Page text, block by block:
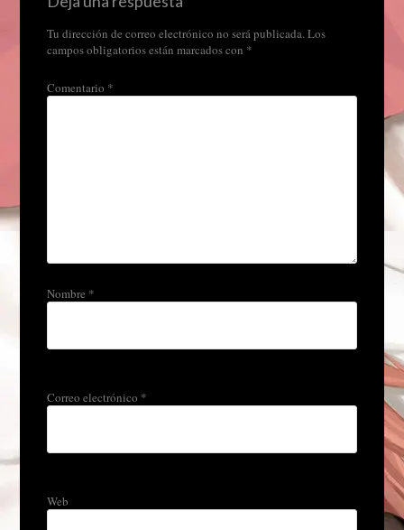
Tu dirección de correo electrónico no será publicada.Los
campos obligatorios están marcados con *
Comentario *
Nombre *
Correo electrónico *
Web